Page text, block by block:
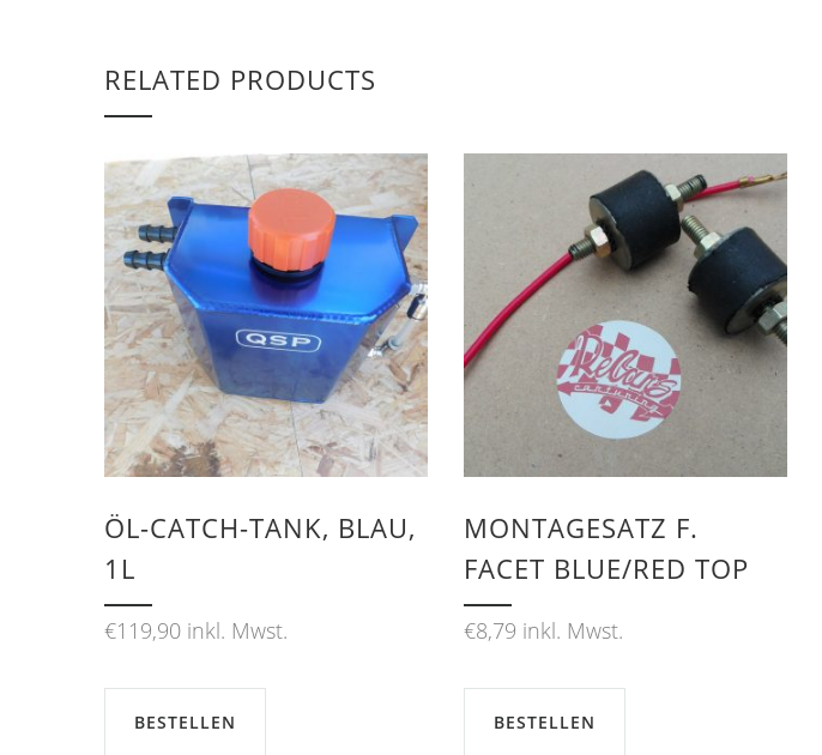
RELATED PRODUCTS
ÖL-CATCH-TANK, BLAU,
1L
€119,90 inkl. Mwst.
BESTELLEN
MONTAGESATZ F.
FACET BLUE/RED TOP
€8,79 inkl. Mwst.
BESTELLEN